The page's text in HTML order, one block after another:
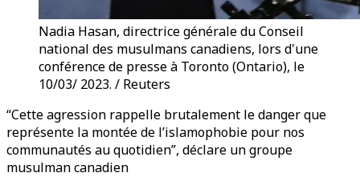
Nadia Hasan, directrice générale du Conseil
national des musulmans canadiens, lors d'une
conférence de presse à Toronto (Ontario), le
10/03/ 2023. / Reuters
“Cette agression rappelle brutalement le danger que
représente la montée de l’islamophobie pour nos
communautés au quotidien”, déclare un groupe
musulman canadien